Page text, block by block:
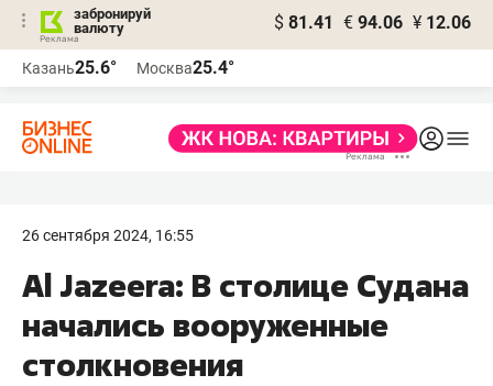
забронируй
валюту
$ 81.41 € 94.06 ¥ 12.06
Казань25.6° Москва25.4°
26 сентября 2024, 16:55
Al Jazeera: В столице Судана
начались вооруженные
столкновения